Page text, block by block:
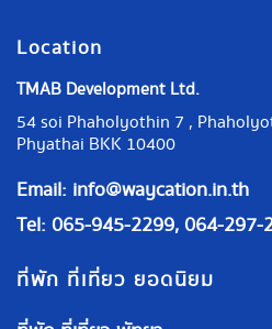
Location
TMAB Development Ltd.
54 soi Phaholyothin 7 ,
Phyathai BKK 10400
Email: info@waycation.in.th
Tel: 065-945-2299, 064-297-
ที่พัก ที่เที่ยว ยอดนิยม